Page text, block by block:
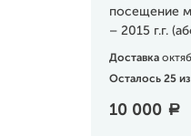
посещение
– 2015 г.г.
Доставка
Осталось 25
10 000 a